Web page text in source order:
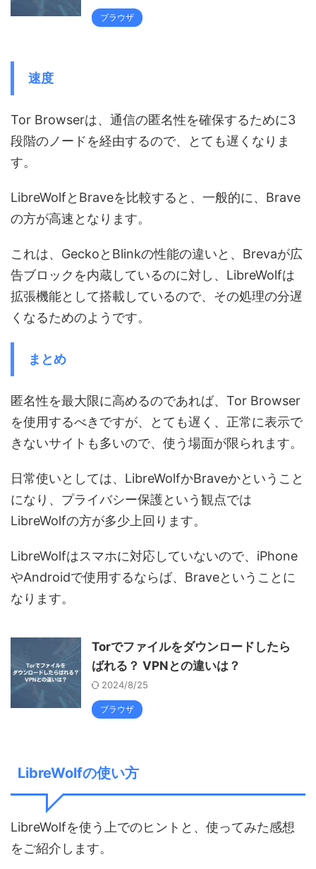
ブラウザ
速度
Tor Browserは、通信の匿名性を確保するために3
段階のノードを経由するので、とても遅くなりま
す。
LibreWolfとBraveを比較すると、一般的に、Brave
の方が高速となります。
これは、GeckoとBlinkの性能の違いと、Brevaが広
告ブロックを内蔵しているのに対し、LibreWolfは
拡張機能として搭載しているので、その処理の分遅
くなるためのようです。
まとめ
匿名性を最大限に高めるのであれば、Tor Browser
を使用するべきですが、とても遅く、正常に表示で
きないサイトも多いので、使う場面が限られます。
日常使いとしては、LibreWolfかBraveかということ
になり、プライバシー保護という観点では
LibreWolfの方が多少上回ります。
LibreWolfはスマホに対応していないので、iPhone
やAndroidで使用するならば、Braveということに
なります。
Torでファイルをダウンロードしたら
ばれる？ VPNとの違いは？
2024/8/25
ブラウザ
LibreWolfの使い方
LibreWolfを使う上でのヒントと、使ってみた感想
をご紹介します。